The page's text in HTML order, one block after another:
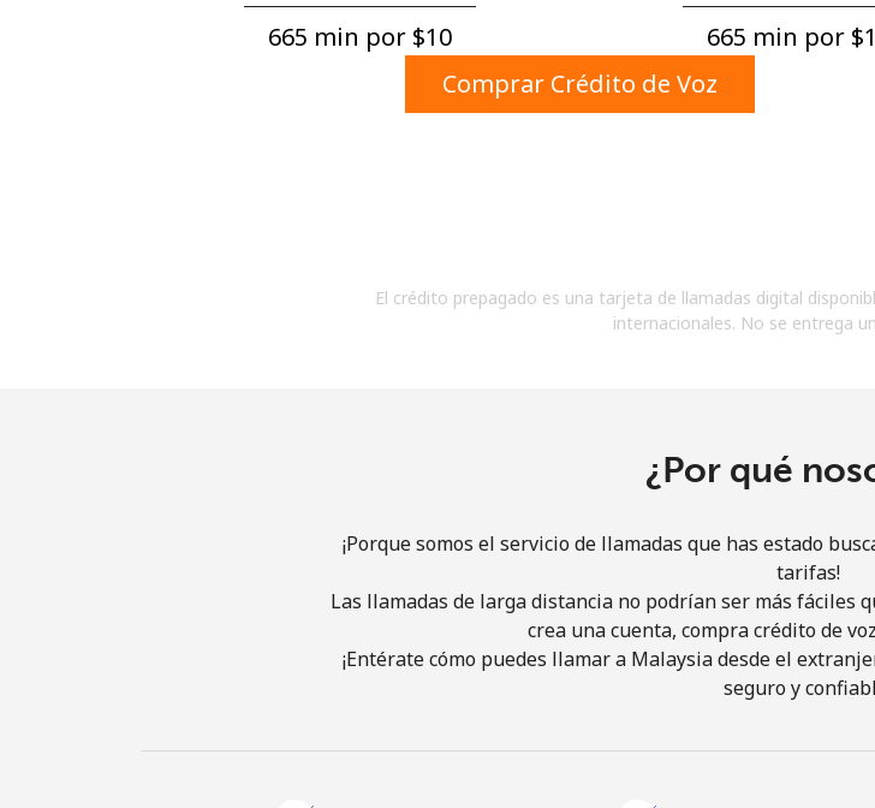
Un número
Un caracter especial
Al abrir una cuenta en este
¡Hola!
Inicia sesión o
665 min por ⁦$10⁩
665 min por
Comprar Crédito de Voz
El crédito prepagado es una tarjeta de llamadas digital
internacionales. No se entrega
¿Por qué
¡Porque somos el servicio de llamadas que has estado
tarifas!
Las llamadas de larga distancia no podrían ser más fáciles
crea una cuenta, compra crédito de
¡Entérate cómo puedes llamar a Malaysia desde el
seguro y